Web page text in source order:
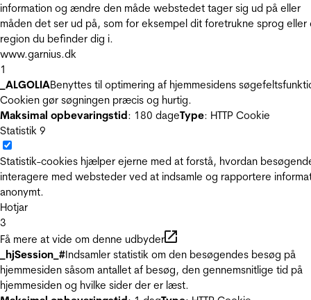
information og ændre den måde webstedet tager sig ud på eller
måden det ser ud på, som for eksempel dit foretrukne sprog eller
region du befinder dig i.
www.garnius.dk
1
_ALGOLIABenyttes til optimering af hjemmesidens
Cookien gør søgningen præcis og hurtig.
Maksimal opbevaringstid: 180 dageType: HTTP Cookie
Statistik 9
Statistik-cookies hjælper ejerne med at forstå, hvordan
interagere med websteder ved at indsamle og rapportere
anonymt.
Hotjar
3
Få mere at vide om denne udbyder
_hjSession_#Indsamler statistik om den besøgendes besøg på
hjemmesiden såsom antallet af besøg, den gennemsnitlige tid på
hjemmesiden og hvilke sider der er læst.